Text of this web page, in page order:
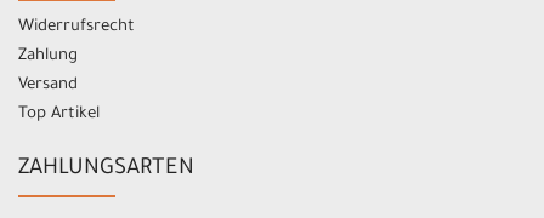
Widerrufsrecht
Zahlung
Versand
Top Artikel
ZAHLUNGSARTEN